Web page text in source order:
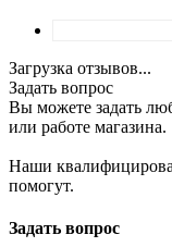
Загрузка отзывов...
Задать вопрос
Вы можете задать
или работе магазина.
Наши
помогут.
Задать вопрос